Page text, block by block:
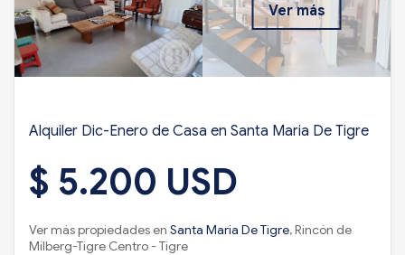
Ver más
Alquiler Dic-Enero de Casa en Santa Maria De Tigre
$ 5.200 USD
Ver más propiedades en Santa Maria De Tigre, Rincón de
Milberg-Tigre Centro - Tigre